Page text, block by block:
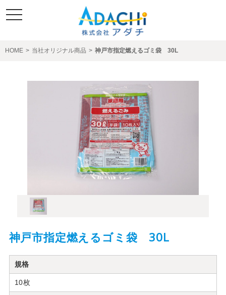
toggle
navigation
HOME > 当社オリジナル商品 > 神戸市指定燃えるゴミ袋 30L
神戸市指定燃えるゴミ袋 30L
規格
10枚